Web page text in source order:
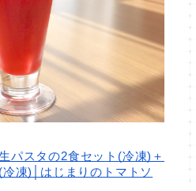
パスタの2食セット(冷凍)＋
凍)│はじまりのトマトソ